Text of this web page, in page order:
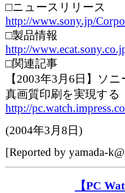
□ニュースリリース
http://www.sony.jp/
□製品情報
http://
□関連記事
【2003年3月6日】ソ
真画質印刷を実現する
http://
(2004年3月8日 )
[Reported by yamada-
【PC